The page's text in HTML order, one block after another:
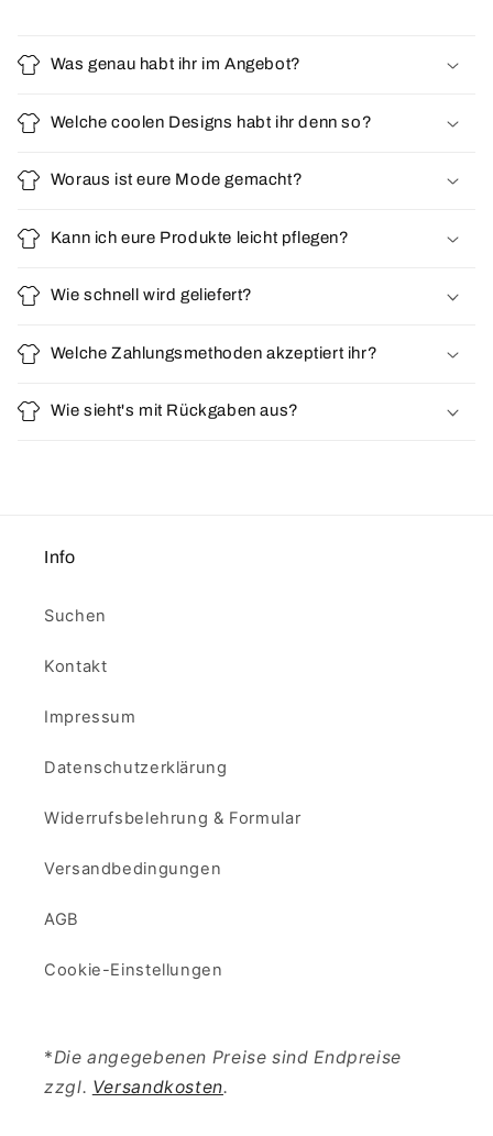
Was genau habt ihr im Angebot?
Welche coolen Designs habt ihr denn so?
Woraus ist eure Mode gemacht?
Kann ich eure Produkte leicht pflegen?
Wie schnell wird geliefert?
Welche Zahlungsmethoden akzeptiert ihr?
Wie sieht's mit Rückgaben aus?
Info
Suchen
Kontakt
Impressum
Datenschutzerklärung
Widerrufsbelehrung & Formular
Versandbedingungen
AGB
Cookie-Einstellungen
*Die angegebenen Preise sind Endpreise
zzgl. Versandkosten.